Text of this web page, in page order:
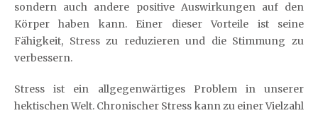
sondern auch andere positive Auswirkungen auf den
Körper haben kann. Einer dieser Vorteile ist seine
Fähigkeit, Stress zu reduzieren und die Stimmung zu
verbessern.
Stress ist ein allgegenwärtiges Problem in unserer
hektischen Welt. Chronischer Stress kann zu einer Vielzahl